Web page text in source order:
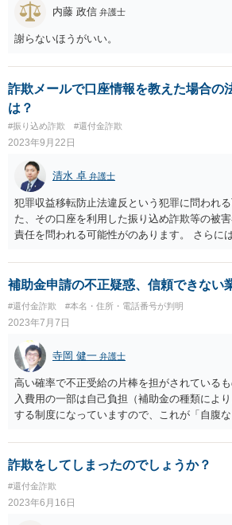
内藤 政信 弁護士
謝らないほうがいい。
詐欺メールで口座情報を教えた場合の
は？
#振り込め詐欺 #還付金詐欺
2023年9月22日
清水 卓 弁護士
犯罪収益移転防止法違反という犯罪に問われ
た、その口座を利用した振り込め詐欺等の被
責任を問われる可能性がのあります。 さらに
能性もあります。 生じるリスクに鑑みれば、
教えてはいけません。
補助金申請の不正疑惑、信頼できない
#還付金詐欺 #本名・住所・電話番号が判明
2023年7月7日
寺岡 健一 弁護士
高い確率で不正受給の片棒を担がされている
入費用の一部は自己負担（補助金の種類によ
する制度になっていますので、これが「自腹
詐欺をしてしまったのでしょうか？
#還付金詐欺
2023年6月16日